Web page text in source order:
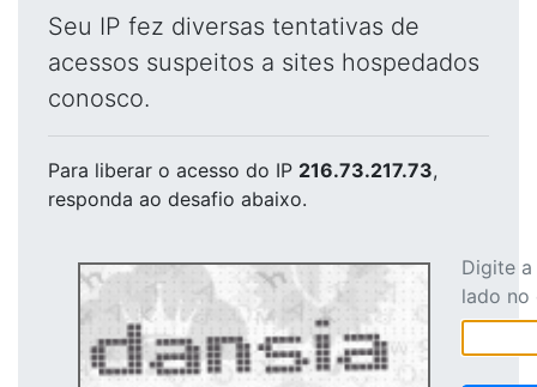
Seu IP fez diversas tentativas de
acessos suspeitos a sites hospedados
conosco.
Para liberar o acesso do IP 216.73.217.73,
responda ao desafio abaixo.
Digite
lado no